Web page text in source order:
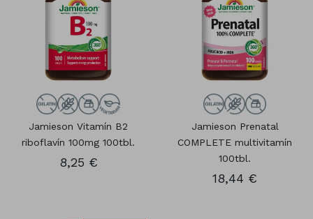
Jamieson Vitamín B2
riboflavín 100mg 100tbl.
8,25 €
Jamieson Prenatal
COMPLETE multivitamín
100tbl.
18,44 €